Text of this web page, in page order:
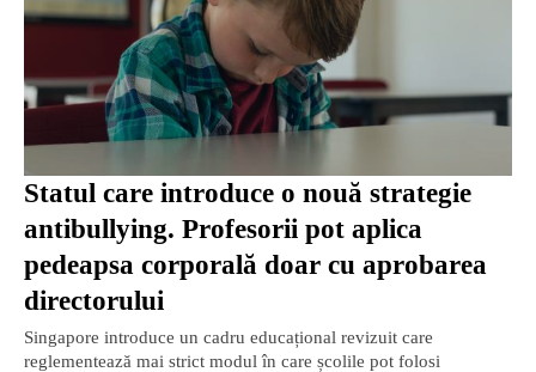
Statul care introduce o nouă strategie
antibullying. Profesorii pot aplica
pedeapsa corporală doar cu aprobarea
directorului
Singapore introduce un cadru educațional revizuit care
reglementează mai strict modul în care școlile pot folosi